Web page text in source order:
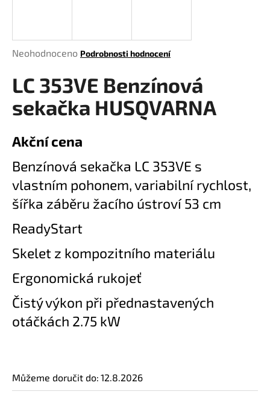
Průměrné
produktu
je
0,0
z
hvězdiček.
Neohodnoceno Podrobnosti hodnocení
LC 353VE Benzínová
sekačka HUSQVARNA
Akční cena
Benzínová sekačka LC 353VE s
vlastním pohonem, variabilní rychlost,
šířka záběru žacího ústroví 53 cm
ReadyStart
Skelet z kompozitního materiálu
Ergonomická rukojeť
Čistý výkon při přednastavených
otáčkách 2.75 kW
Můžeme doručit do: 12.8.2026
í
t
?
D
o
p
o
r
u
č
j
e
m